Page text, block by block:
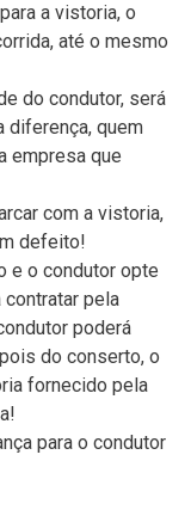
a vistoria, o
até o mesmo
do condutor, será
diferença, quem
empresa que
com a vistoria,
defeito!
e o condutor opte
pela
poderá
do conserto, o
fornecido pela
para o condutor